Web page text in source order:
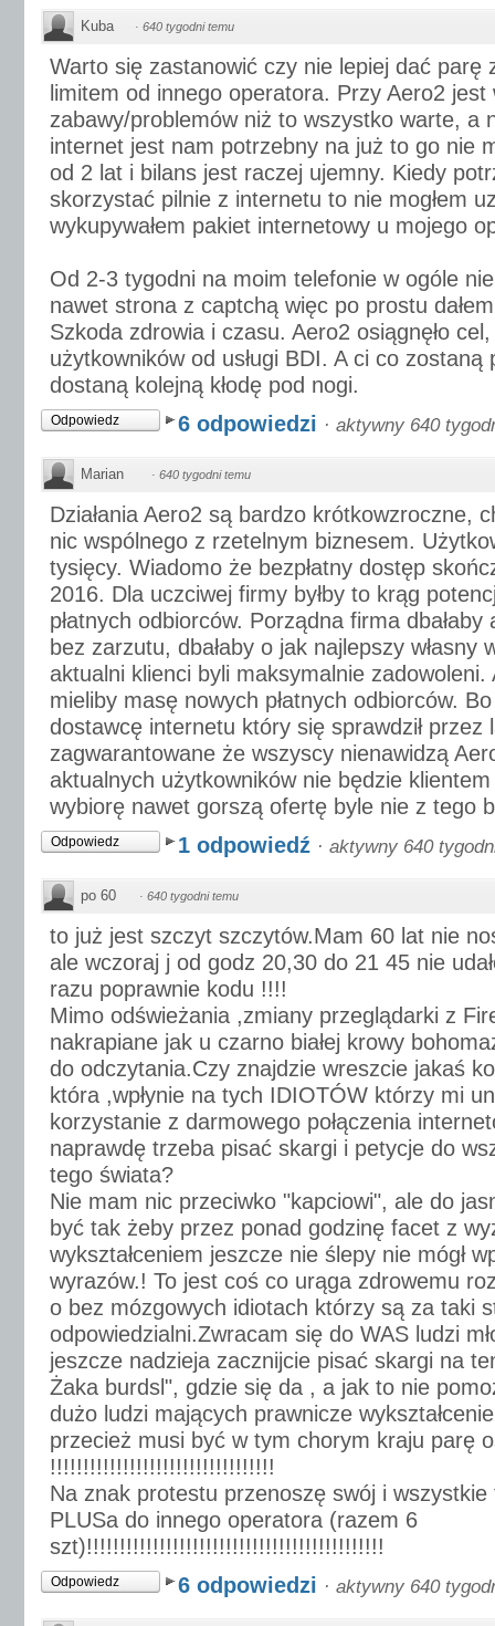
Kuba · 640 tygodni temu
Warto się zastanowić czy nie lepiej dać parę
limitem od innego operatora. Przy Aero2 jest
zabawy/problemów niż to wszystko warte, a
internet jest nam potrzebny na już to go nie
od 2 lat i bilans jest raczej ujemny. Kiedy
skorzystać pilnie z internetu to nie mogłem
wykupywałem pakiet internetowy u mojego
Od 2-3 tygodni na moim telefonie w ogóle nie
nawet strona z captchą więc po prostu
Szkoda zdrowia i czasu. Aero2 osiągnęło
użytkowników od usługi BDI. A ci co zostaną
dostaną kolejną kłodę pod nogi.
Odpowiedz 6 odpowiedzi · aktywny 640
Marian · 640 tygodni temu
Działania Aero2 są bardzo krótkowzroczne,
nic wspólnego z rzetelnym biznesem.
tysięcy. Wiadomo że bezpłatny dostęp
2016. Dla uczciwej firmy byłby to krąg
płatnych odbiorców. Porządna firma dbałaby
bez zarzutu, dbałaby o jak najlepszy własny
aktualni klienci byli maksymalnie zadowoleni.
mieliby masę nowych płatnych odbiorców.
dostawcę internetu który się sprawdził przez
zagwarantowane że wszyscy nienawidzą
aktualnych użytkowników nie będzie
wybiorę nawet gorszą ofertę byle nie z tego
Odpowiedz 1 odpowiedź · aktywny 640
po 60 · 640 tygodni temu
to już jest szczyt szczytów.Mam 60 lat nie
ale wczoraj j od godz 20,30 do 21 45 nie
razu poprawnie kodu !!!!
Mimo odświeżania ,zmiany przeglądarki z
nakrapiane jak u czarno białej krowy
do odczytania.Czy znajdzie wreszcie jakaś
która ,wpłynie na tych IDIOTÓW którzy mi
korzystanie z darmowego połączenia
naprawdę trzeba pisać skargi i petycje do
tego świata?
Nie mam nic przeciwko "kapciowi", ale do
być tak żeby przez ponad godzinę facet z
wykształceniem jeszcze nie ślepy nie mógł
wyrazów.! To jest coś co urąga zdrowemu
o bez mózgowych idiotach którzy są za taki
odpowiedzialni.Zwracam się do WAS ludzi
jeszcze nadzieja zacznijcie pisać skargi na
Żaka burdsl", gdzie się da , a jak to nie
dużo ludzi mających prawnicze
przecież musi być w tym chorym kraju parę
!!!!!!!!!!!!!!!!!!!!!!!!!!!!!!!!!!
Na znak protestu przenoszę swój i
PLUSa do innego operatora (razem 6
szt)!!!!!!!!!!!!!!!!!!!!!!!!!!!!!!!!!!!!!!!!!!!!!
Odpowiedz 6 odpowiedzi · aktywny 640